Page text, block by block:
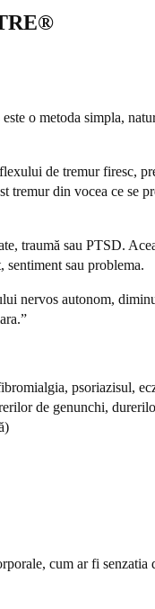
o metoda simpla,
de tremur firesc,
tremur din vocea ce se
traumă sau PTSD.
sentiment sau problema.
nervos autonom,
psoriazisul,
de genunchi,
cum ar fi senzatia